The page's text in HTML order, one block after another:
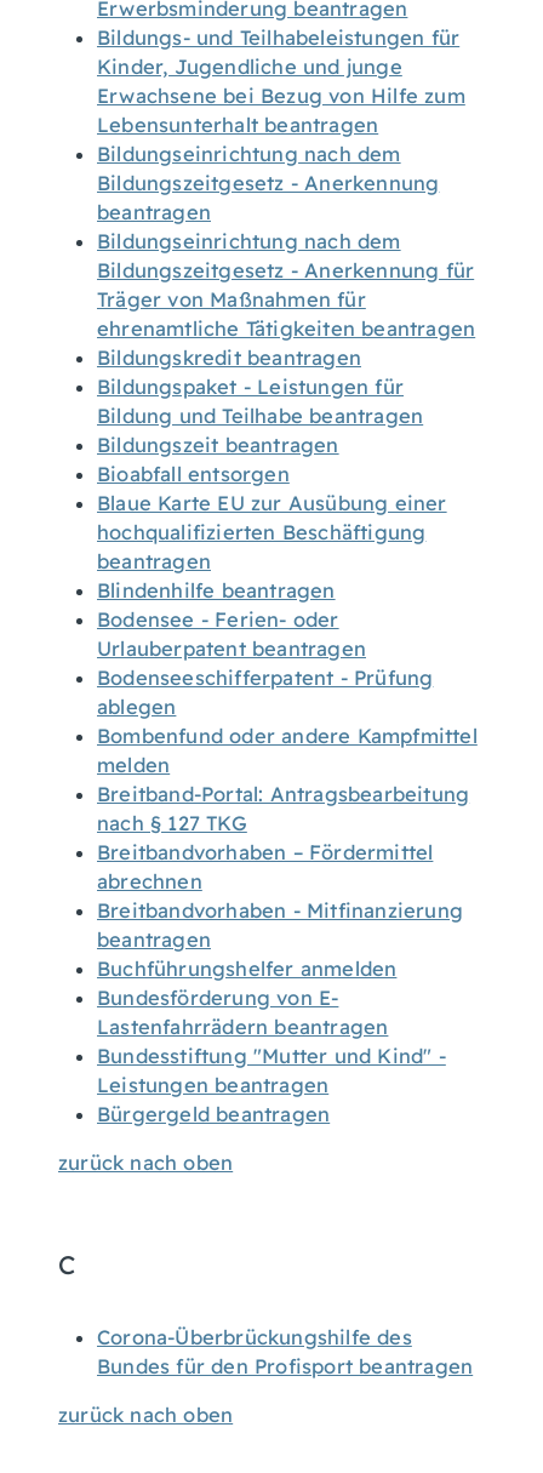
Erwerbsminderung beantragen
Bildungs- und Teilhabeleistungen für
Kinder, Jugendliche und junge
Erwachsene bei Bezug von Hilfe zum
Lebensunterhalt beantragen
Bildungseinrichtung nach dem
Bildungszeitgesetz - Anerkennung
beantragen
Bildungseinrichtung nach dem
Bildungszeitgesetz - Anerkennung für
Träger von Maßnahmen für
ehrenamtliche Tätigkeiten beantragen
Bildungskredit beantragen
Bildungspaket - Leistungen für
Bildung und Teilhabe beantragen
Bildungszeit beantragen
Bioabfall entsorgen
Blaue Karte EU zur Ausübung einer
hochqualifizierten Beschäftigung
beantragen
Blindenhilfe beantragen
Bodensee - Ferien- oder
Urlauberpatent beantragen
Bodenseeschifferpatent - Prüfung
ablegen
Bombenfund oder andere Kampfmittel
melden
Breitband-Portal: Antragsbearbeitung
nach § 127 TKG
Breitbandvorhaben – Fördermittel
abrechnen
Breitbandvorhaben - Mitfinanzierung
beantragen
Buchführungshelfer anmelden
Bundesförderung von E-
Lastenfahrrädern beantragen
Bundesstiftung "Mutter und Kind" -
Leistungen beantragen
Bürgergeld beantragen
zurück nach oben
C
Corona-Überbrückungshilfe des
Bundes für den Profisport beantragen
zurück nach oben